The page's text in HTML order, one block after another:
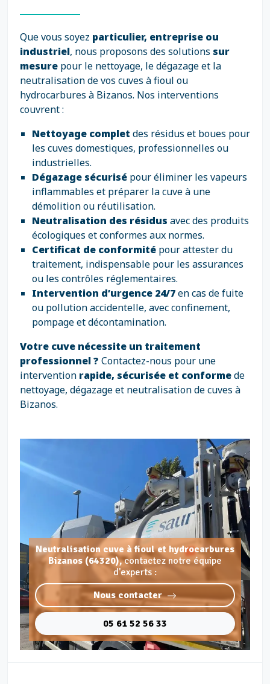
Que vous soyez particulier, entreprise ou
industriel, nous proposons des solutions sur
mesure pour le nettoyage, le dégazage et la
neutralisation de vos cuves à fioul ou
hydrocarbures à Bizanos. Nos interventions
couvrent :
Nettoyage complet des résidus et boues pour
les cuves domestiques, professionnelles ou
industrielles.
Dégazage sécurisé pour éliminer les vapeurs
inflammables et préparer la cuve à une
démolition ou réutilisation.
Neutralisation des résidus avec des produits
écologiques et conformes aux normes.
Certificat de conformité pour attester du
traitement, indispensable pour les assurances
ou les contrôles réglementaires.
Intervention d’urgence 24/7en cas de fuite
ou pollution accidentelle, avec confinement,
pompage et décontamination.
Votre cuve nécessite un traitement
professionnel ? Contactez-nous pour une
intervention rapide, sécurisée et conformede
nettoyage, dégazage et neutralisation de cuves à
Bizanos.
Neutralisation cuve à fioul et hydrocarbures
Bizanos (64320),contactez notre équipe
d'experts :
Nous contacter
05 61 52 56 33